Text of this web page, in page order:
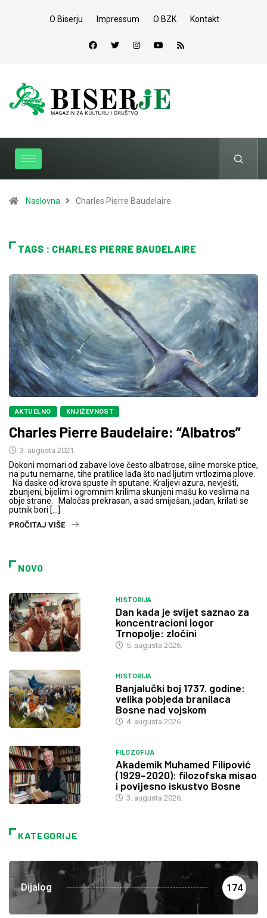
O Biserju Impressum O BZK Kontakt
Naslovna Charles Pierre Baudelaire
TAGS : CHARLES PIERRE BAUDELAIRE
AKTUELNO KNJIŽEVNOST
Charles Pierre Baudelaire: “Albatros”
3. augusta 2021.
Dokoni mornari od zabave love često albatrose, silne morske ptice,
na putu nemarne, tihe pratilice lađa što nad ljutim vrtlozima plove.
Na daske od krova spuste ih sputane. Kraljevi azura, nevješti,
zbunjeni, bijelim i ogromnim krilima skunjeni mašu ko veslima na
obje strane. Maločas prekrasan, a sad smiješan, jadan, krilati se
putnik bori […]
PROČITAJ VIŠE
NOVO
HISTORIJA
Dan kada je svijet saznao za
koncentracioni logor
Trnopolje: zločini
5. augusta 2026.
HISTORIJA
Banjalučki boj 1737. godine:
velika pobjeda branilaca
Bosne nad vojskom
4. augusta 2026.
FILOZOFIJA
Akademik Muhamed Filipović
(1929–2020): filozofska misao
i povijesno iskustvo Bosne
3. augusta 2026.
KATEGORIJE
Dijalog 174